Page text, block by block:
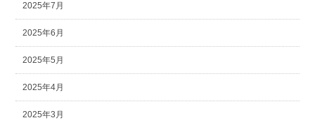
2025年7月
2025年6月
2025年5月
2025年4月
2025年3月